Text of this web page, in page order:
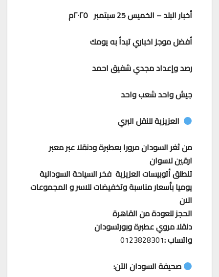
أخبار البلد – الخميس 25 سبتمبر ٢٠٢٥م
أفضل موجز اخباري تبدأ به يومك
رصد وإعداد مجدي شفيق احمد
جيش واحد شعب واحد
العزيزية للنقل البري
من ثغر السودان مرورا بعطبرة ودنقلا عبر معبر
ارقين لاسوان
تنطلق أتوبيسات العزيزية فخر السياحة السودانية
يوميا بأسعار مناسبة وتخفيضات للاسر و المجموعات
الان
الحجز للعودة من القاهرة
دنقلا مروي عطبرة وبورتسودان
واتساب :0123828301
صحيفة السودان الآن: